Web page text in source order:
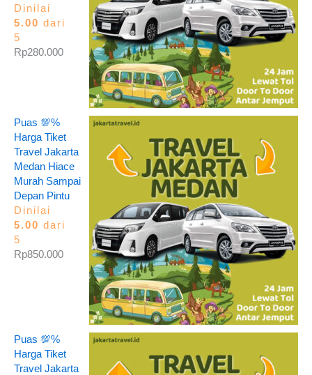
Dinilai
5.00 dari
5
Rp280.000
Puas 💯%
Harga Tiket
Travel Jakarta
Medan Hiace
Murah Sampai
Depan Pintu
Dinilai
5.00 dari
5
Rp850.000
Puas 💯%
Harga Tiket
Travel Jakarta